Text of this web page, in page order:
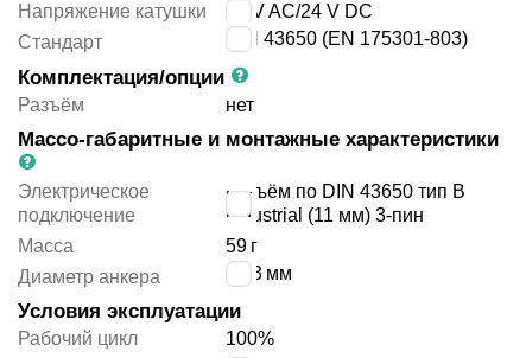
Напряжение катушки
48 V AC/24 V DC
Стандарт
DIN 43650 (EN 175301-803)
Комплектация/опции
Разъём нет
Массо-габаритные и монтажные характеристики
Электрическое
подключение
разъём по DIN 43650 тип B
industrial (11 мм) 3-пин
Масса
59 г
Диаметр анкера
10.3 мм
Условия эксплуатации
Рабочий цикл
100%